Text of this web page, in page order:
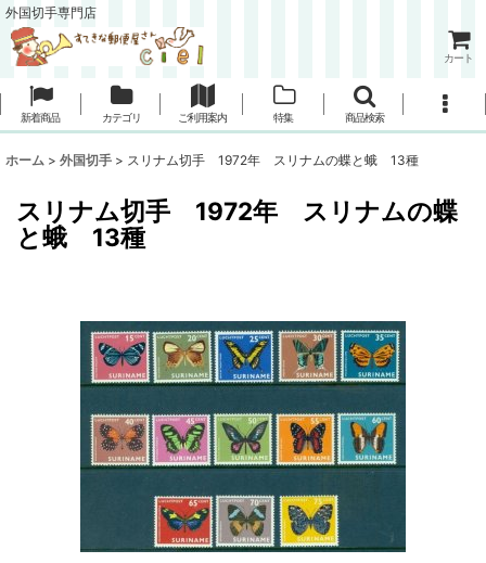
外国切手専門店
カート
新着商品 カテゴリ ご利用案内 特集 商品検索
ホーム > 外国切手 > スリナム切手 1972年 スリナムの蝶と蛾 13種
スリナム切手 1972年 スリナムの蝶
と蛾 13種